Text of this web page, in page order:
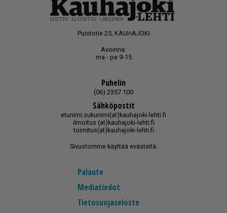
Puistotie 25, KAUHAJOKI
Avoinna:
ma - pe 9-15
Puhelin
(06) 2357 100
Sähköpostit
etunimi.sukunimi(at)kauhajoki-lehti.fi
ilmoitus (at)kauhajoki-lehti.fi
toimitus(at)kauhajoki-lehti.fi
Sivustomme käyttää evästeitä.
Palaute
Mediatiedot
Tietosuojaseloste